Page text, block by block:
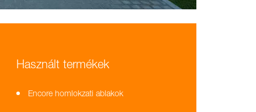
Használt termékek
Encore homlokzati ablakok